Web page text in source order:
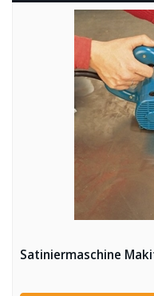
Satiniermaschine